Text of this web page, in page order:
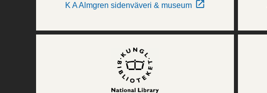
K A Almgren sidenväveri & museum